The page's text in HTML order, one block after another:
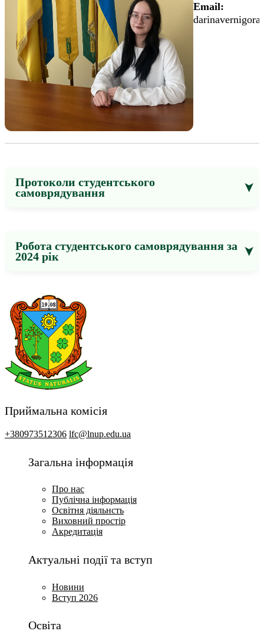
Email:
Протоколи студентського
самоврядування
Робота студентського самоврядування за
2024 рік
Приймальна комісія
+380973512306 lfc@lnup.edu.ua
Загальна інформація
Про нас
Публічна інформація
Освітня діяльнсть
Виховний простір
Акредитація
Актуальні події та вступ
Новини
Вступ 2026
Освіта